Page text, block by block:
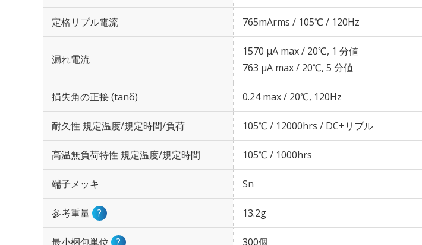
定格リプル電流 765mArms / 105℃ / 120Hz
漏れ電流
1570 μA max / 20℃, 1 分値
763 μA max / 20℃, 5 分値
損失角の正接 (tanδ) 0.24 max / 20℃, 120Hz
耐久性 規定温度/規定時間/負荷 105℃ / 12000hrs / DC+リプル
高温無負荷特性 規定温度/規定時間 105℃ / 1000hrs
端子メッキ Sn
参考重量 ? 13.2g
最小梱包単位 ? 300個